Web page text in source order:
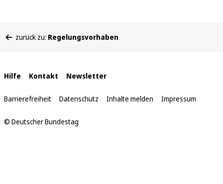
befinden
zurück zu: Regelungsvorhaben
Interne
Links
Hilfe Kontakt Newsletter
Barrierefreiheit Datenschutz Inhalte melden Impressum
© Deutscher Bundestag